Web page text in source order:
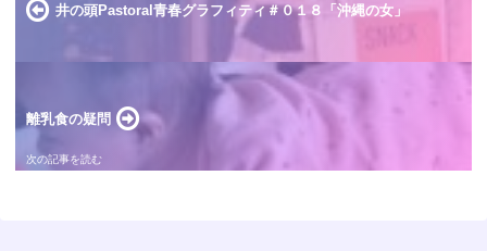
井の頭Pastoral青春グラフィティ＃０１８「沖縄の女」
離乳食の疑問